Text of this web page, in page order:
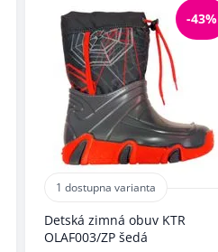
-43%
1 dostupna varianta
Detská zimná obuv KTR
OLAF003/ZP šedá